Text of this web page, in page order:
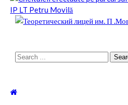
Search